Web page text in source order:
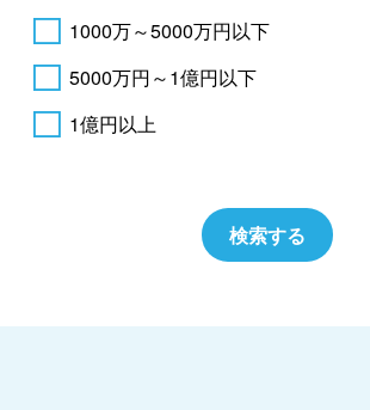
1000万～5000万円以下
5000万円～1億円以下
1億円以上